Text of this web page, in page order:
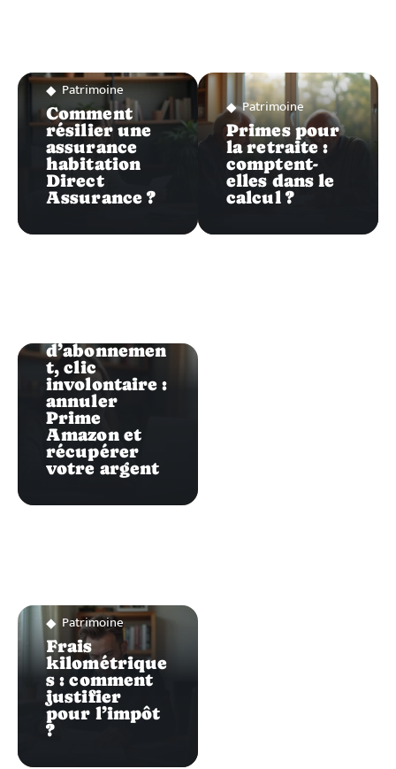
Patrimoine
Comment
résilier une
assurance
habitation
Direct
Assurance ?
d’abonnemen
t, clic
involontaire :
annuler
Prime
Amazon et
récupérer
votre argent
Patrimoine
Frais
kilométrique
s : comment
justifier
pour l’impôt
?
Patrimoine
Primes pour
la retraite :
comptent-
elles dans le
calcul ?